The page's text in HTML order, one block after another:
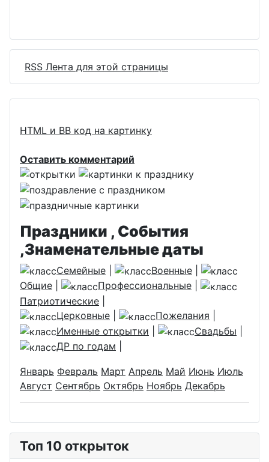
RSS Лента для этой страницы
HTML и BB код на картинку
Оставить комментарий
Праздники , События
,Знаменательные даты
Семейные Военные
Общие
Профессиональные
Патриотические
Церковные
Пожелания
Именные открытки
Свадьбы
ДР по годам
Январь Февраль Март Апрель Май Июнь Июль
Август Сентябрь Октябрь Ноябрь Декабрь
Топ 10 открыток